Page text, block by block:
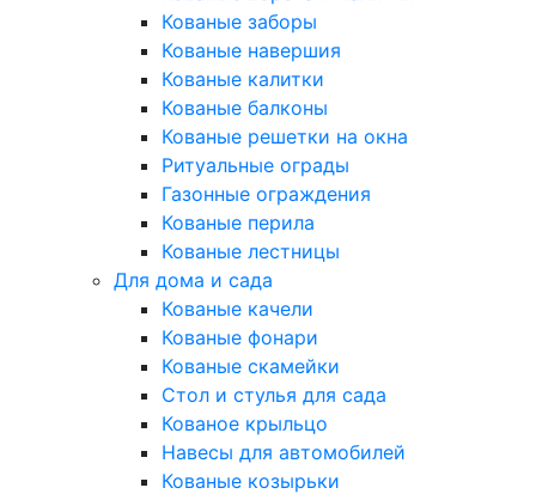
Кованые заборы
Кованые навершия
Кованые калитки
Кованые балконы
Кованые решетки на окна
Ритуальные ограды
Газонные ограждения
Кованые перила
Кованые лестницы
Для дома и сада
Кованые качели
Кованые фонари
Кованые скамейки
Стол и стулья для сада
Кованое крыльцо
Навесы для автомобилей
Кованые козырьки